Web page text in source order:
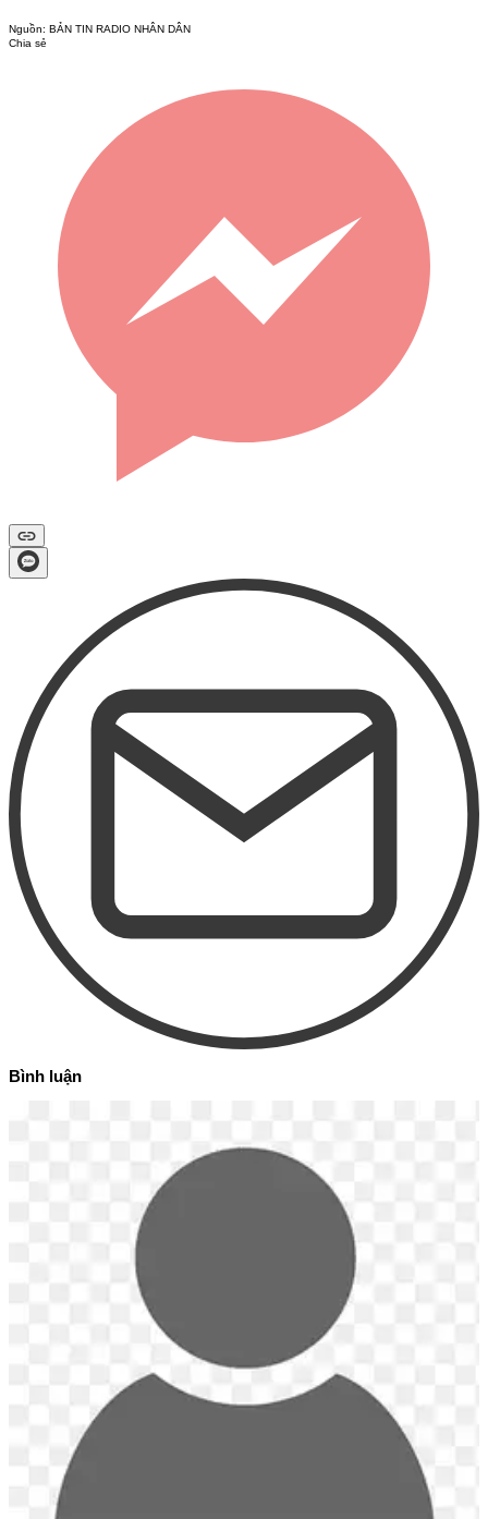
Nguồn: BẢN TIN RADIO NHÂN DÂN
Chia sẻ
Bình luận